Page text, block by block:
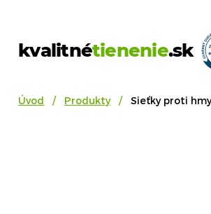
kvalitnétienenie.sk
Úvod Produkty Sieťky proti